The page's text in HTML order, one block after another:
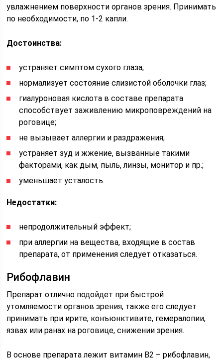
увлажнением поверхности органов зрения. Принимать
по необходимости, по 1-2 капли.
Достоинства:
устраняет симптом сухого глаза;
нормализует состояние слизистой оболочки глаз;
гиалуроновая кислота в составе препарата
способствует заживлению микроповреждений на
роговице;
не вызывает аллергии и раздражения;
устраняет зуд и жжение, вызванные такими
факторами, как дым, пыль, линзы, монитор и пр.;
уменьшает усталость.
Недостатки:
непродолжительный эффект;
при аллергии на вещества, входящие в состав
препарата, от применения следует отказаться.
Рибофлавин
Препарат отлично подойдет при быстрой
утомляемости органов зрения, также его следует
принимать при ирите, конъюнктивите, гемералопии,
язвах или ранах на роговице, снижении зрения.
В основе препарата лежит витамин В2 – рибофлавин,